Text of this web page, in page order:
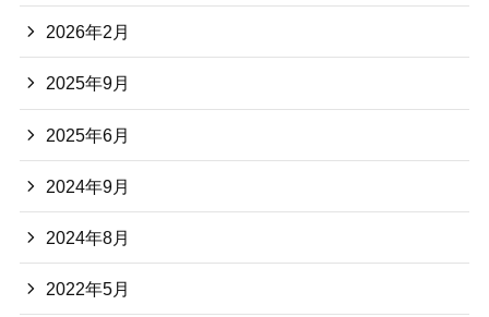
2026年2月
2025年9月
2025年6月
2024年9月
2024年8月
2022年5月